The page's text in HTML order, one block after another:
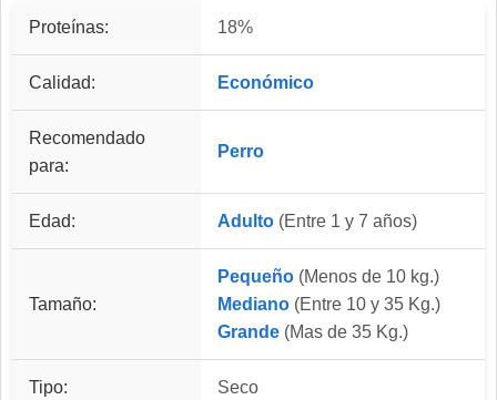
Proteínas: 18%
Calidad: Económico
Recomendado
para:
Perro
Edad: Adulto (Entre 1 y 7 años)
Tamaño:
Pequeño (Menos de 10 kg.)
Mediano (Entre 10 y 35 Kg.)
Grande (Mas de 35 Kg.)
Tipo: Seco